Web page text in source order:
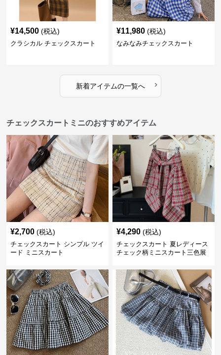
¥14,500 (税込)
クラシカル チェックスカート
¥11,980 (税込)
なみなみチェックスカート
新着アイテムの一覧へ ›
チェックスカートミニのおすすめアイテム
¥2,700 (税込)
チェックスカート シンプル ツイ
ード ミニスカート
¥4,290 (税込)
チェックスカート 夏レディース
チェック柄ミニスカート三色展